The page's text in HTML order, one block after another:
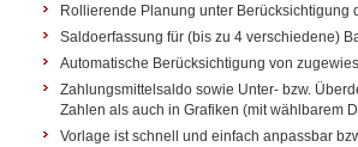
Rollierende Planung unter Berücksichtigung
Saldoerfassung für (bis zu 4 verschiedene)
Automatische Berücksichtigung von
Zahlungsmittelsaldo sowie Unter- bzw.
Zahlen als auch in Grafiken (mit wählbarem
Vorlage ist schnell und einfach anpassbar